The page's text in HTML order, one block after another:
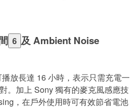
6 及 Ambient Noise
放長達 16 小時，表示只需充電一
。加上 Sony 獨有的麥克風感應技
，在戶外使用時可有效節省電池